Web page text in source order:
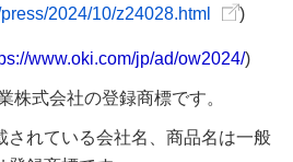
2024/10/z24028.html )
www.oki.com/jp/ad/ow2024/)
株式会社の登録商標です。
されている会社名、商品名は一般